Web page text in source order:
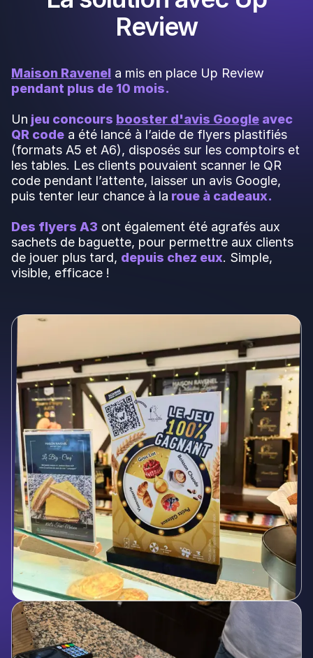
Review
Maison Ravenel a mis en place Up Review
pendant plus de 10 mois.
Un jeu concours booster d'avis Google avec
QR code a été lancé à l’aide de flyers plastifiés
(formats A5 et A6), disposés sur les comptoirs et
les tables. Les clients pouvaient scanner le QR
code pendant l’attente, laisser un avis Google,
puis tenter leur chance à la roue à cadeaux.
Des flyers A3 ont également été agrafés aux
sachets de baguette, pour permettre aux clients
de jouer plus tard, depuis chez eux. Simple,
visible, efficace !